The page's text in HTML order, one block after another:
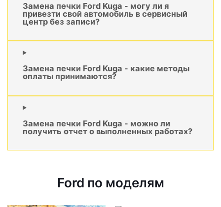
Замена печки Ford Kuga - могу ли я
привезти свой автомобиль в сервисный
центр без записи?
Замена печки Ford Kuga - какие методы
оплаты принимаются?
Замена печки Ford Kuga - можно ли
получить отчет о выполненных работах?
Ford по моделям